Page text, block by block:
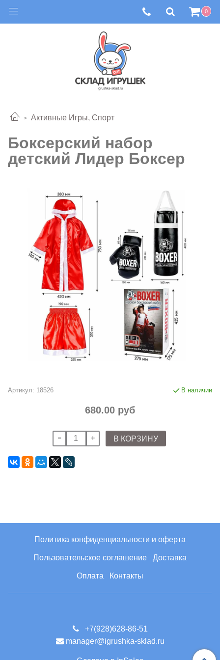
0
Активные Игры, Спорт
Боксерский набор
детский Лидер Боксер
Артикул: 18526 В наличии
680.00 руб
В КОРЗИНУ
Политика конфиденциальности и оферта
Пользовательское соглашение Доставка
Оплата Контакты
+7(928)628-86-51
manager@igrushka-sklad.ru